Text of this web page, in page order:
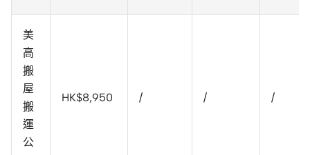
美
高
搬
屋
搬
運
公
HK$8,950 / / /